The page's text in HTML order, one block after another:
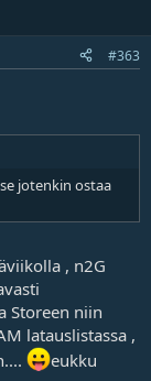
#363
jotenkin ostaa
, n2G
Storeen niin
latauslistassa ,
eukku